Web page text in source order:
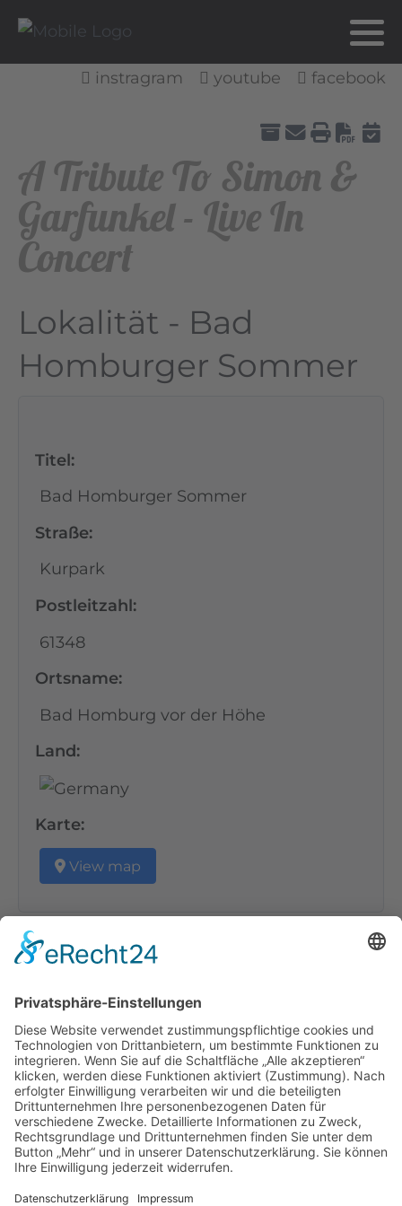
facebook
youtube
instragram
A Tribute To Simon &
Garfunkel - Live In
Concert
Lokalität - Bad
Homburger Sommer
Titel:
Bad Homburger Sommer
Straße:
Kurpark
Postleitzahl:
61348
Ortsname:
Bad Homburg vor der Höhe
Land:
Karte:
View map
Veranstaltungen
Datum Titel
Ortsname
Kategorie
Zur Zeit sind keine Veranstaltungen
verfügbar